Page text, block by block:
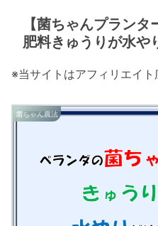
【菌ちゃんプラン
肥料きゅうりが水や
※当サイトはアフィリエイ
菌ちゃん農法